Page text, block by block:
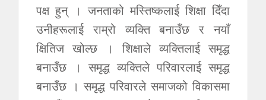
पक्ष हुन् । जनताको मस्तिष्कलाई शिक्षा दिँदा
उनीहरूलाई राम्रो व्यक्ति बनाउँछ र नयाँ
क्षितिज खोल्छ । शिक्षाले व्यक्तिलाई समृद्ध
बनाउँछ । समृद्ध व्यक्तिले परिवारलाई समृद्ध
बनाउँछ । समृद्ध परिवारले समाजको विकासमा